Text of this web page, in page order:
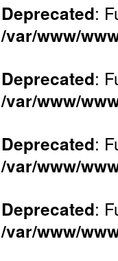
Deprecated:
/var/www/
Deprecated:
/var/www/
Deprecated:
/var/www/
Deprecated:
/var/www/